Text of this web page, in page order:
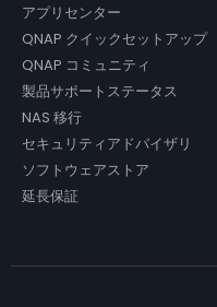
アプリセンター
QNAP クイックセットアップ
QNAP コミュニティ
製品サポートステータス
NAS 移行
セキュリティアドバイザリ
ソフトウェアストア
延長保証